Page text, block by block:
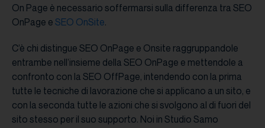
On Page è necessario soffermarsi sulla differenza tra SEO
OnPage e SEO OnSite.
C’è chi distingue SEO OnPage e Onsite raggruppandole
entrambe nell’insieme della SEO OnPage e mettendole a
confronto con la SEO OffPage, intendendo con la prima
tutte le tecniche di lavorazione che si applicano a un sito, e
con la seconda tutte le azioni che si svolgono al di fuori del
sito stesso per il suo supporto. Noi in Studio Samo